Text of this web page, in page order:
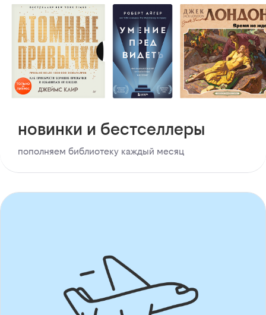
новинки и бестселлеры
пополняем библиотеку каждый месяц